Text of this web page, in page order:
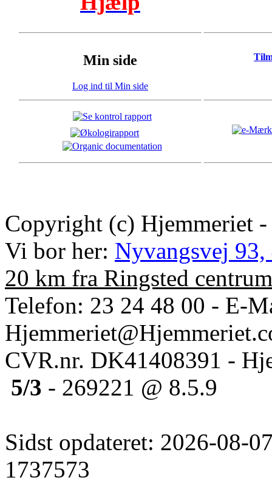
Min side
Log ind til Min side
Copyright (c) Hjemmeriet
Vi bor her: Nyvangsvej
20 km fra Ringsted centrum
Telefon: 23 24 48 00 - E-
CVR.nr. DK41408391 -
5/3 - 269221 @ 8.5.9
Sidst opdateret: 2026-08-
1737573